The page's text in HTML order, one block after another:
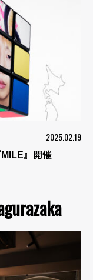
2025.02.19
』開催